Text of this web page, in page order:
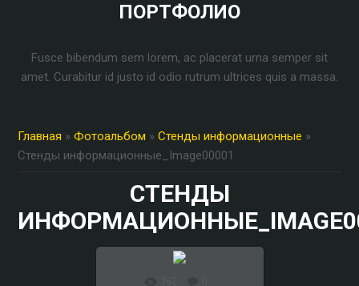
ПОРТФОЛИО
Fusce bibendum sem lorem, ac placerat urna semper sit
amet. Curabitur id justo id odio rutrum ultrices quis a massa.
Главная »Фотоальбом »Стенды информационные »
Стенды информационные_Image00001
СТЕНДЫ